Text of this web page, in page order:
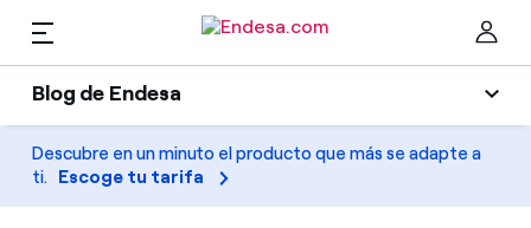
Blog de Endesa
Blog de Endesa
Luz
Hogares
ES
Descubre en un minuto el producto que más se adapte a
ti. Escoge tu tarifa